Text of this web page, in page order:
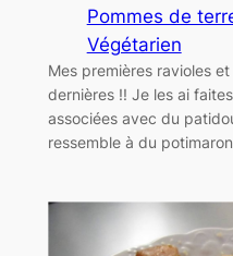
Pommes de
Végétarien
Mes premières ravioles
dernières !! Je les ai
associées avec du
ressemble à du